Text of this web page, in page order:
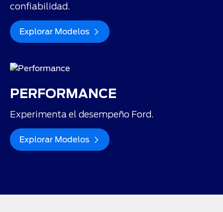
confiabilidad.
Explorar Modelos
PERFORMANCE
Experimenta el desempeño Ford.
Explorar Modelos